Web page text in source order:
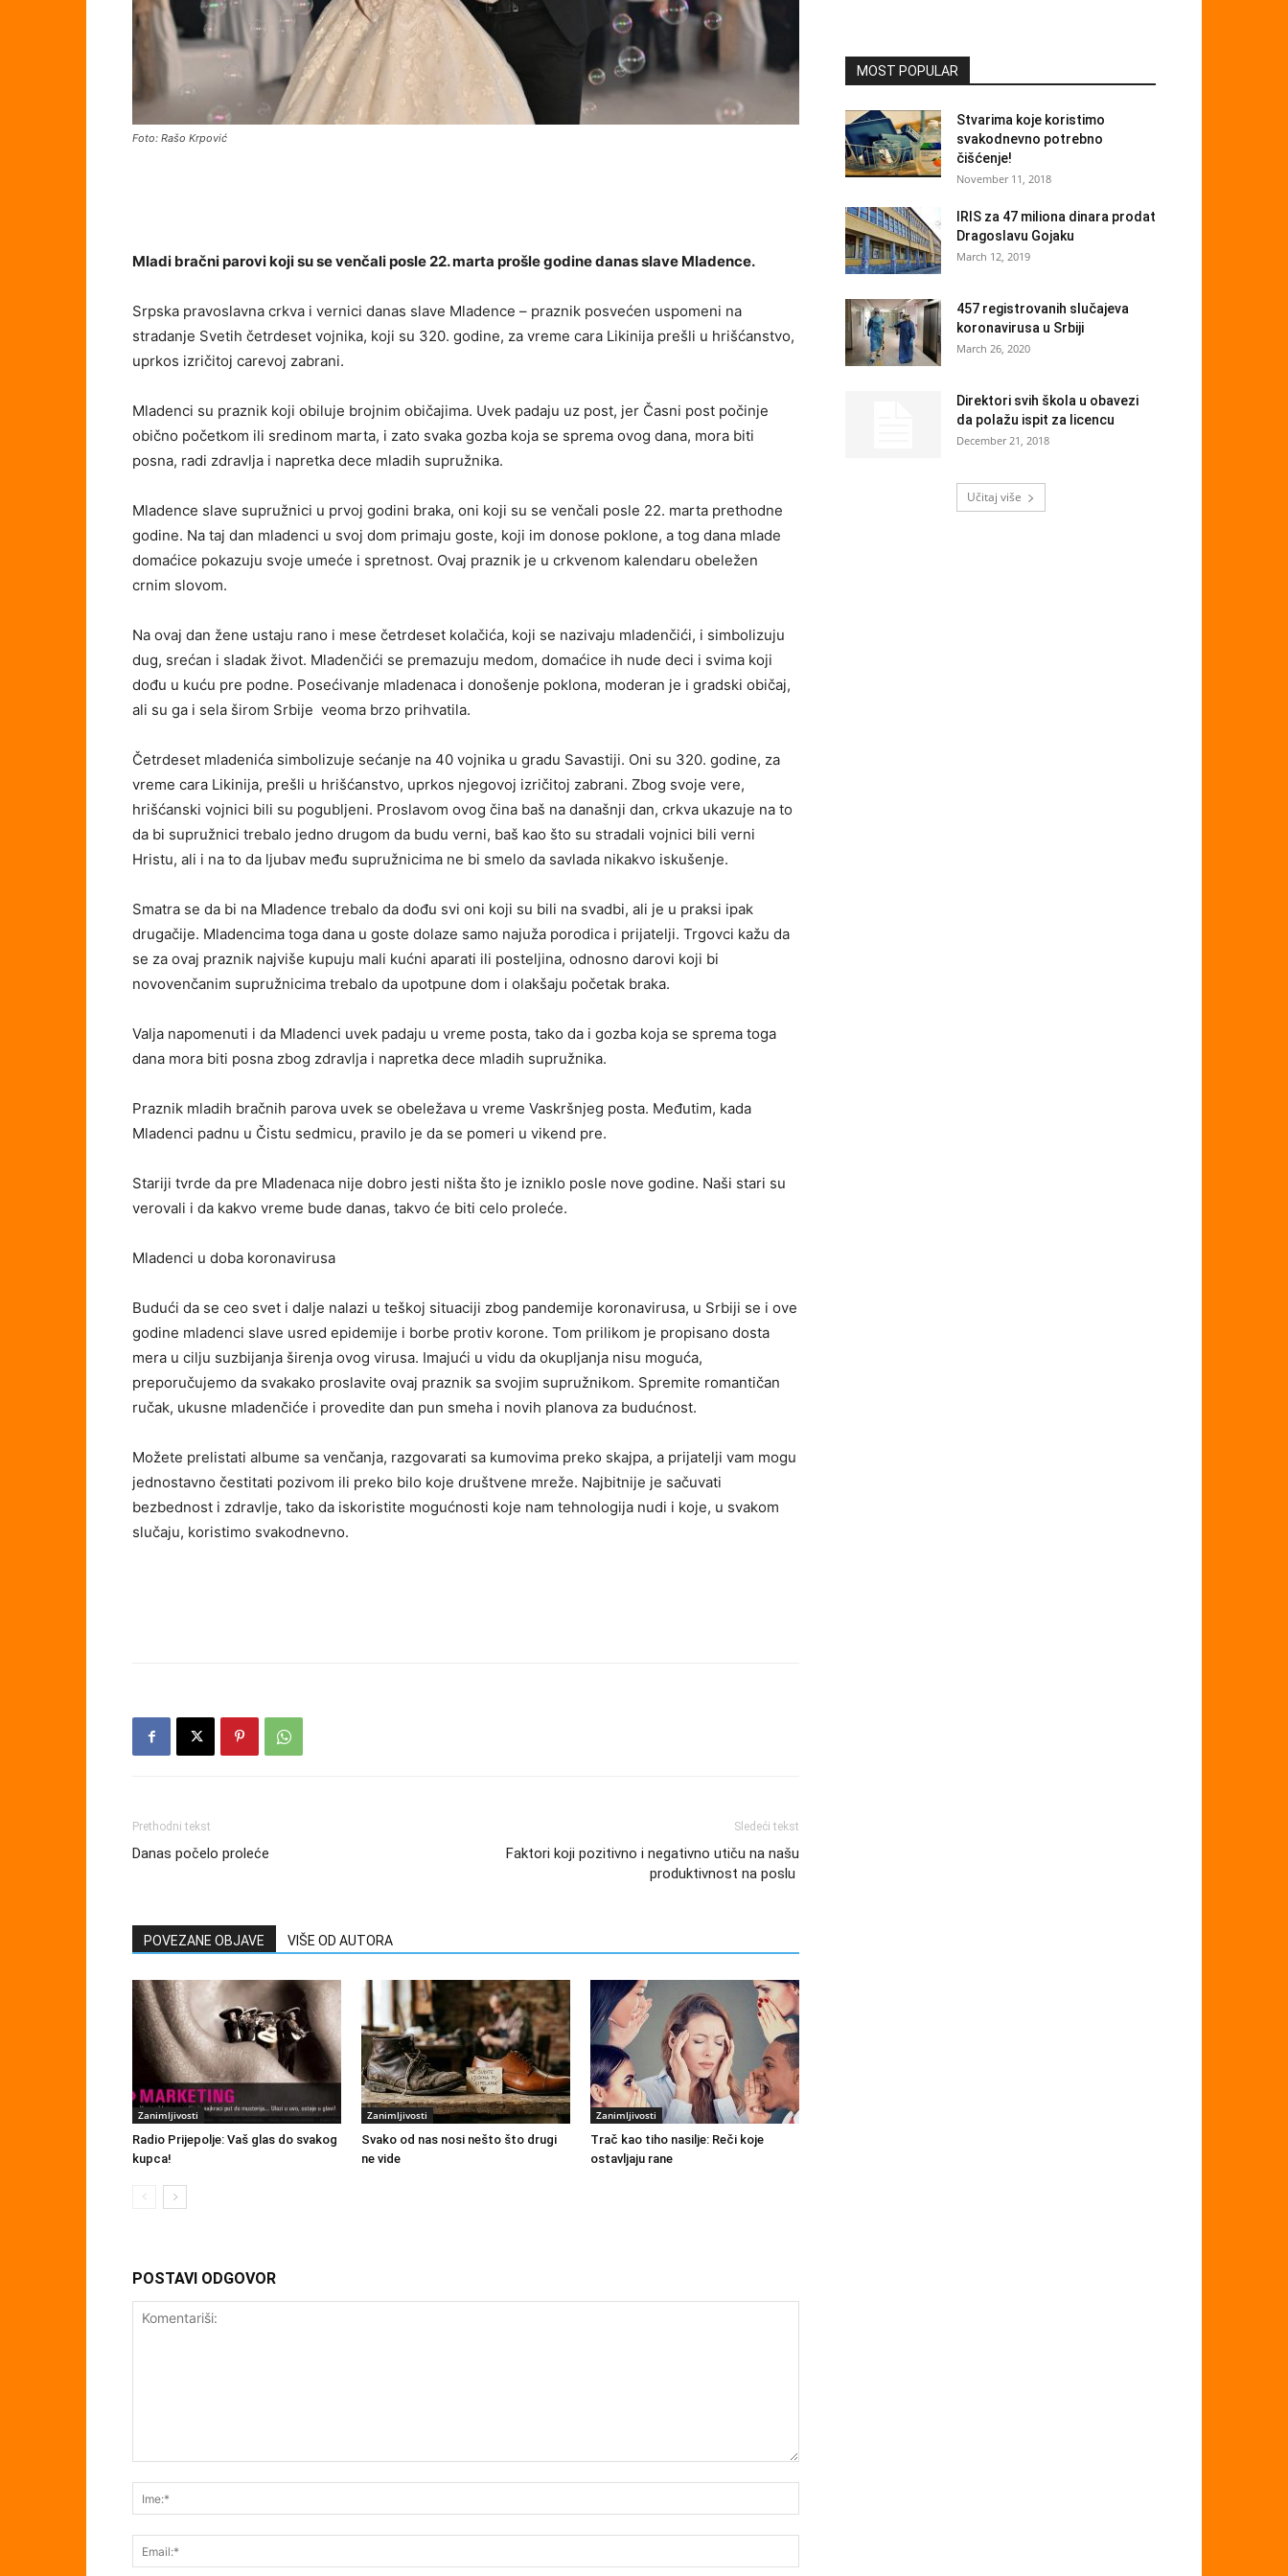
Foto: Rašo Krpović
Mladi bračni parovi koji su se venčali posle 22. marta prošle godine danas slave Mladence.
Srpska pravoslavna crkva i vernici danas slave Mladence – praznik posvećen uspomeni na
stradanje Svetih četrdeset vojnika, koji su 320. godine, za vreme cara Likinija prešli u hrišćanstvo,
uprkos izričitoj carevoj zabrani.
Mladenci su praznik koji obiluje brojnim običajima. Uvek padaju uz post, jer Časni post počinje
obično početkom ili sredinom marta, i zato svaka gozba koja se sprema ovog dana, mora biti
posna, radi zdravlja i napretka dece mladih supružnika.
Mladence slave supružnici u prvoj godini braka, oni koji su se venčali posle 22. marta prethodne
godine. Na taj dan mladenci u svoj dom primaju goste, koji im donose poklone, a tog dana mlade
domaćice pokazuju svoje umeće i spretnost. Ovaj praznik je u crkvenom kalendaru obeležen
crnim slovom.
Na ovaj dan žene ustaju rano i mese četrdeset kolačića, koji se nazivaju mladenčići, i simbolizuju
dug, srećan i sladak život. Mladenčići se premazuju medom, domaćice ih nude deci i svima koji
dođu u kuću pre podne. Posećivanje mladenaca i donošenje poklona, moderan je i gradski običaj,
ali su ga i sela širom Srbije veoma brzo prihvatila.
Četrdeset mladenića simbolizuje sećanje na 40 vojnika u gradu Savastiji. Oni su 320. godine, za
vreme cara Likinija, prešli u hrišćanstvo, uprkos njegovoj izričitoj zabrani. Zbog svoje vere,
hrišćanski vojnici bili su pogubljeni. Proslavom ovog čina baš na današnji dan, crkva ukazuje na to
da bi supružnici trebalo jedno drugom da budu verni, baš kao što su stradali vojnici bili verni
Hristu, ali i na to da ljubav među supružnicima ne bi smelo da savlada nikakvo iskušenje.
Smatra se da bi na Mladence trebalo da dođu svi oni koji su bili na svadbi, ali je u praksi ipak
drugačije. Mladencima toga dana u goste dolaze samo najuža porodica i prijatelji. Trgovci kažu da
se za ovaj praznik najviše kupuju mali kućni aparati ili posteljina, odnosno darovi koji bi
novovenčanim supružnicima trebalo da upotpune dom i olakšaju početak braka.
Valja napomenuti i da Mladenci uvek padaju u vreme posta, tako da i gozba koja se sprema toga
dana mora biti posna zbog zdravlja i napretka dece mladih supružnika.
Praznik mladih bračnih parova uvek se obeležava u vreme Vaskršnjeg posta. Međutim, kada
Mladenci padnu u Čistu sedmicu, pravilo je da se pomeri u vikend pre.
Stariji tvrde da pre Mladenaca nije dobro jesti ništa što je izniklo posle nove godine. Naši stari su
verovali i da kakvo vreme bude danas, takvo će biti celo proleće.
Mladenci u doba koronavirusa
Budući da se ceo svet i dalje nalazi u teškoj situaciji zbog pandemije koronavirusa, u Srbiji se i ove
godine mladenci slave usred epidemije i borbe protiv korone. Tom prilikom je propisano dosta
mera u cilju suzbijanja širenja ovog virusa. Imajući u vidu da okupljanja nisu moguća,
preporučujemo da svakako proslavite ovaj praznik sa svojim supružnikom. Spremite romantičan
ručak, ukusne mladenčiće i provedite dan pun smeha i novih planova za budućnost.
Možete prelistati albume sa venčanja, razgovarati sa kumovima preko skajpa, a prijatelji vam mogu
jednostavno čestitati pozivom ili preko bilo koje društvene mreže. Najbitnije je sačuvati
bezbednost i zdravlje, tako da iskoristite mogućnosti koje nam tehnologija nudi i koje, u svakom
slučaju, koristimo svakodnevno.
Prethodni tekst
Danas počelo proleće
Sledeći tekst
Faktori koji pozitivno i negativno utiču na našu
produktivnost na poslu
POVEZANE OBJAVE VIŠE OD AUTORA
Zanimljivosti
Radio Prijepolje: Vaš glas do svakog
kupca!
Zanimljivosti
Svako od nas nosi nešto što drugi
ne vide
Zanimljivosti
Trač kao tiho nasilje: Reči koje
ostavljaju rane
POSTAVI ODGOVOR
MOST POPULAR
Stvarima koje koristimo
svakodnevno potrebno
čišćenje!
November 11, 2018
IRIS za 47 miliona dinara prodat
Dragoslavu Gojaku
March 12, 2019
457 registrovanih slučajeva
koronavirusa u Srbiji
March 26, 2020
Direktori svih škola u obavezi
da polažu ispit za licencu
December 21, 2018
Učitaj više